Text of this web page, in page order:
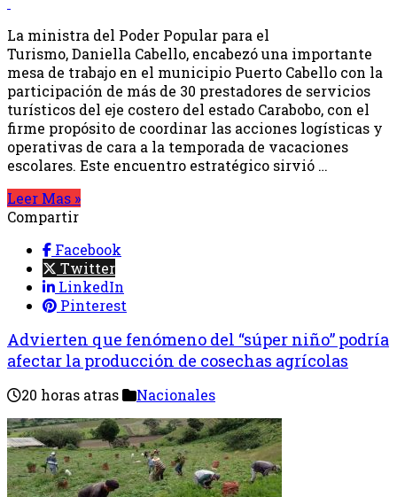
La ministra del Poder Popular para el
Turismo, Daniella Cabello, encabezó una importante
mesa de trabajo en el municipio Puerto Cabello con la
participación de más de 30 prestadores de servicios
turísticos del eje costero del estado Carabobo, con el
firme propósito de coordinar las acciones logísticas y
operativas de cara a la temporada de vacaciones
escolares. Este encuentro estratégico sirvió …
Leer Mas »
Compartir
Facebook
Twitter
LinkedIn
Pinterest
Advierten que fenómeno del “súper niño” podría
afectar la producción de cosechas agrícolas
20 horas atras Nacionales